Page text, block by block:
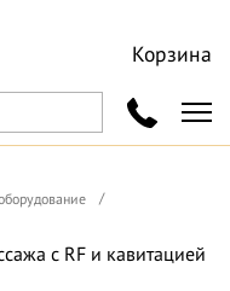
Корзина
с RF и кавитацией